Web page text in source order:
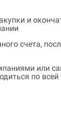
и
счета,
или
по всей